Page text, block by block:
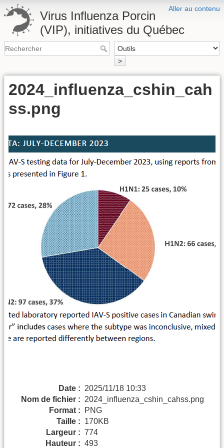
Aller au contenu
Virus Influenza Porcin
(VIP), initiatives du Québec
>
2024_influenza_cshin_cah
ss.png
Date : 2025/11/18 10:33
Nom de fichier : 2024_influenza_cshin_cahss.png
Format :
PNG
Taille : 170KB
Largeur : 774
Hauteur : 493